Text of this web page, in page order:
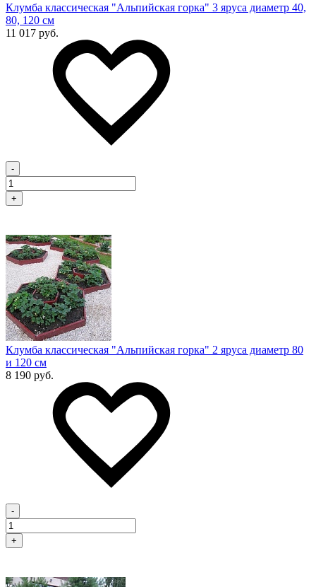
Клумба классическая "Альпийская горка" 3 яруса диаметр 40,
80, 120 см
11 017 руб.
-
+
Клумба классическая "Альпийская горка" 2 яруса диаметр 80
и 120 см
8 190 руб.
-
+